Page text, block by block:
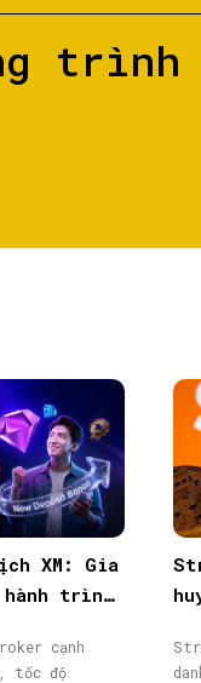
XM: Gia
trình
cạnh
tốc độ